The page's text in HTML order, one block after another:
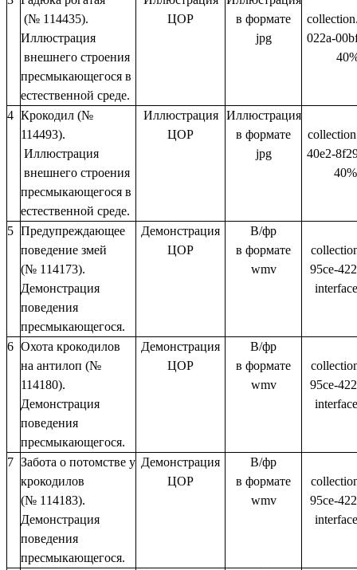
(№ 114435).
Иллюстрация
внешнего строения
пресмыкающегося в
естественной среде.
ЦОР
в формате
jpg
022a-
4 Крокодил (№
114493).
Иллюстрация
внешнего строения
пресмыкающегося в
естественной среде.
Иллюстрация
ЦОР
Иллюстрация
в формате
jpg
40e2-
5 Предупреждающее
поведение змей
(№ 114173).
Демонстрация
поведения
пресмыкающегося.
Демонстрация
ЦОР
В/фр
в формате
wmv
95ce-
6 Охота крокодилов
на антилоп (№
114180).
Демонстрация
поведения
пресмыкающегося.
Демонстрация
ЦОР
В/фр
в формате
wmv
95ce-
7 Забота о потомстве у
крокодилов
(№ 114183).
Демонстрация
поведения
пресмыкающегося.
Демонстрация
ЦОР
В/фр
в формате
wmv
95ce-